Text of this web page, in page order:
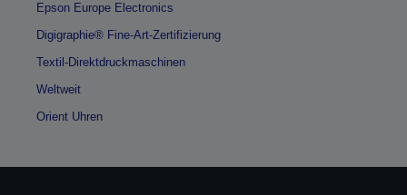
Epson Europe Electronics
Digigraphie® Fine-Art-Zertifizierung
Textil-Direktdruckmaschinen
Weltweit
Orient Uhren